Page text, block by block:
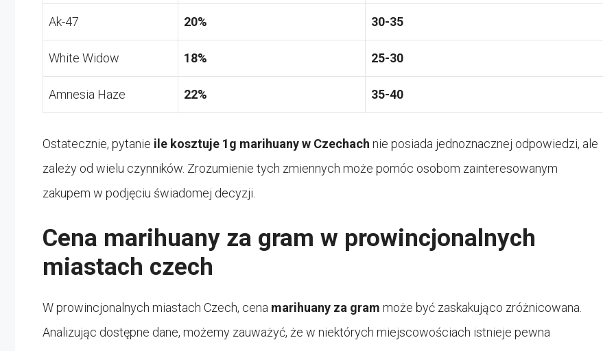
Ak-47 20% 30-35
White Widow 18% 25-30
Amnesia Haze 22% 35-40
Ostatecznie, pytanie ile kosztuje 1g marihuany w Czechach nie posiada jednoznacznej odpowiedzi, ale
zależy od wielu czynników. Zrozumienie tych zmiennych może pomóc osobom zainteresowanym
zakupem w podjęciu świadomej decyzji.
Cena marihuany za gram w prowincjonalnych
miastach czech
W prowincjonalnych miastach Czech, cena marihuany za gram może być zaskakująco zróżnicowana.
Analizując dostępne dane, możemy zauważyć, że w niektórych miejscowościach istnieje pewna